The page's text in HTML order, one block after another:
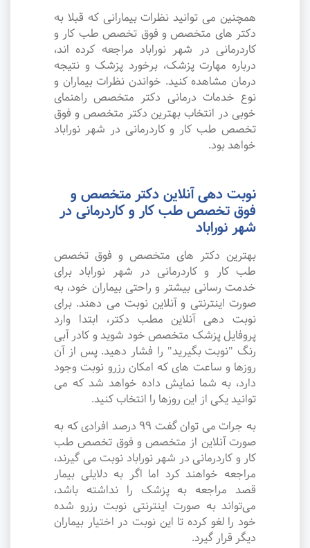
همچنین می توانید نظرات بیمارانی که قبلا به
دکتر های متخصص و فوق تخصص طب کار و
کاردرمانی در شهر نوراباد مراجعه کرده اند،
درباره مهارت پزشک، برخورد پزشک و نتیجه
درمان مشاهده کنید. خواندن نظرات بیماران و
نوع خدمات درمانی دکتر متخصص راهنمای
خوبی در انتخاب بهترین دکتر متخصص و فوق
تخصص طب کار و کاردرمانی در شهر نوراباد
خواهد بود.
نوبت دهی آنلاین دکتر متخصص و
فوق تخصص طب کار و کاردرمانی در
شهر نوراباد
بهترین دکتر های متخصص و فوق تخصص
طب کار و کاردرمانی در شهر نوراباد برای
خدمت رسانی بیشتر و راحتی بیماران خود، به
صورت اینترنتی و آنلاین نوبت می دهند. برای
نوبت دهی آنلاین مطب دکتر، ابتدا وارد
پروفایل پزشک متخصص خود شوید و کادر آبی
رنگ "نوبت بگیرید" را فشار دهید. پس از آن
روزها و ساعت های که امکان رزرو نوبت وجود
دارد، به شما نمایش داده خواهد شد که می
توانید یکی از این روزها را انتخاب کنید.
به جرات می‌ توان گفت ۹۹ درصد افرادی که به
صورت آنلاین از متخصص و فوق تخصص طب
کار و کاردرمانی در شهر نوراباد نوبت می گیرند،
مراجعه خواهند کرد اما اگر به دلایلی بیمار
قصد مراجعه به پزشک را نداشته باشد،
می‌تواند به صورت اینترنتی نوبت رزرو شده
خود را لغو کرده تا این نوبت در اختیار بیماران
دیگر قرار گیرد.